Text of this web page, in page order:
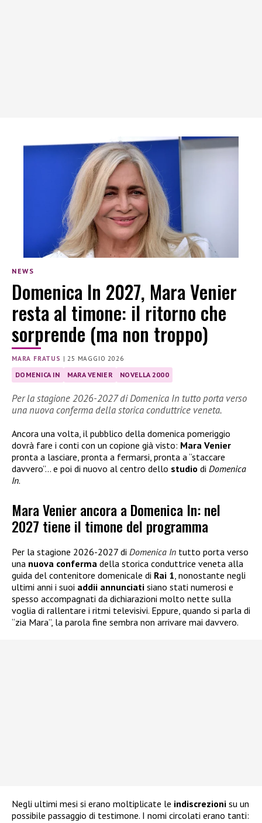
NEWS
Domenica In 2027, Mara Venier
resta al timone: il ritorno che
sorprende (ma non troppo)
MARA FRATUS |25 MAGGIO 2026
DOMENICA IN MARA VENIER NOVELLA 2000
Per la stagione 2026-2027 di Domenica In tutto porta verso
una nuova conferma della storica conduttrice veneta.
Ancora una volta, il pubblico della domenica pomeriggio
dovrà fare i conti con un copione già visto: Mara Venier
pronta a lasciare, pronta a fermarsi, pronta a “staccare
davvero”… e poi di nuovo al centro dello studio di Domenica
In.
Mara Venier ancora a Domenica In: nel
2027 tiene il timone del programma
Per la stagione 2026-2027 di Domenica In tutto porta verso
una nuova conferma della storica conduttrice veneta alla
guida del contenitore domenicale di Rai 1, nonostante negli
ultimi anni i suoi addii annunciati siano stati numerosi e
spesso accompagnati da dichiarazioni molto nette sulla
voglia di rallentare i ritmi televisivi. Eppure, quando si parla di
“zia Mara”, la parola fine sembra non arrivare mai davvero.
Negli ultimi mesi si erano moltiplicate le indiscrezioni su un
possibile passaggio di testimone. I nomi circolati erano tanti: